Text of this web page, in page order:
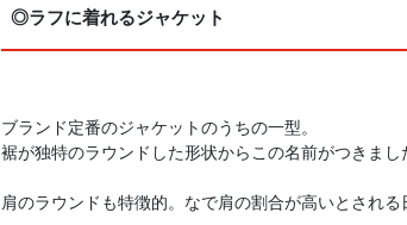
◎ラフに着れるジャケット
ブランド定番のジャケットのうちの一型。
裾が独特のラウンドした形状からこの名前がつきまし
肩のラウンドも特徴的。なで肩の割合が高いとされる